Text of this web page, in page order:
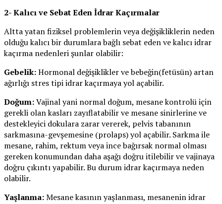
2- Kalıcı ve Sebat Eden İdrar Kaçırmalar
Altta yatan fiziksel problemlerin veya değişikliklerin neden
olduğu kalıcı bir durumlara bağlı sebat eden ve kalıcı idrar
kaçırma nedenleri şunlar olabilir:
Gebelik:Hormonal değişiklikler ve bebeğin(fetüsün) artan
ağırlığı stres tipi idrar kaçırmaya yol açabilir.
Doğum:Vajinal yani normal doğum, mesane kontrolü için
gerekli olan kasları zayıflatabilir ve mesane sinirlerine ve
destekleyici dokulara zarar vererek, pelvis tabanının
sarkmasına-gevşemesine (prolaps) yol açabilir. Sarkma ile
mesane, rahim, rektum veya ince bağırsak normal olması
gereken konumundan daha aşağı doğru itilebilir ve vajinaya
doğru çıkıntı yapabilir. Bu durum idrar kaçırmaya neden
olabilir.
Yaşlanma:Mesane kasının yaşlanması, mesanenin idrar